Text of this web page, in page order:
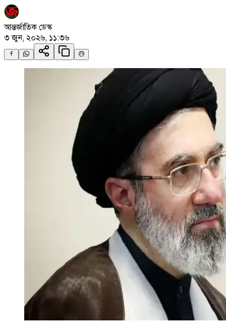
আন্তর্জাতিক ডেস্ক
৩ জুন, ২০২৬, ১১:৩৬